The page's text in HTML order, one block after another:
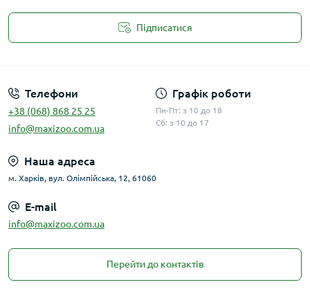
Підписатися
Телефони
+38 (068) 868 25 25
info@maxizoo.com.ua
Графік роботи
Пн-Пт: з 10 до 18
Сб: з 10 до 17
Наша адреса
м. Харків, вул. Олімпійська, 12, 61060
E-mail
info@maxizoo.com.ua
Перейти до контактів